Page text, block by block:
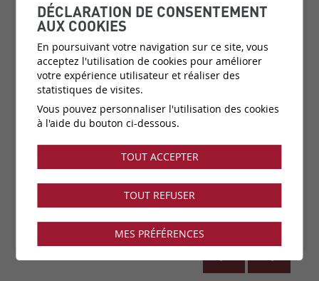
COLLECTION:LINS BRODES
Matière:Vinyle sur support papier
Catégorie de prix: C1
Couleurs:
33 disponibles
Fabricant: Elitis
Collection disponible dans notre showroom !
DÉCLARATION DE CONSENTEMENT
AUX COOKIES
En poursuivant votre navigation sur ce site, vous
acceptez l'utilisation de cookies pour améliorer
votre expérience utilisateur et réaliser des
statistiques de visites.
Vous pouvez personnaliser l'utilisation des cookies
à l'aide du bouton ci-dessous.
TOUT ACCEPTER
TOUT REFUSER
MES PRÉFÉRENCES